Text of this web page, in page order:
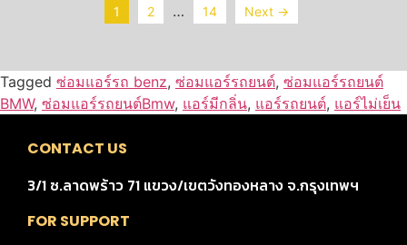
1 2 … 14 Next →
Tagged ซ่อมแอร์รถ benz, ซ่อมแอร์รถยนต์, ซ่อมแอร์รถยนต์
BMW, ซ่อมแอร์รถยนต์Bmw, แอร์มีกลิ่น, แอร์รถยนต์, แอร์ไม่เย็น
CONTACT US
3/1 ซ.ลาดพร้าว 71 แขวง/เขตวังทองหลาง จ.กรุงเทพฯ
FOR SUPPORT